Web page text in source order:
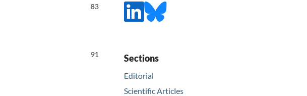
83
91 Sections
Editorial
Scientific Articles